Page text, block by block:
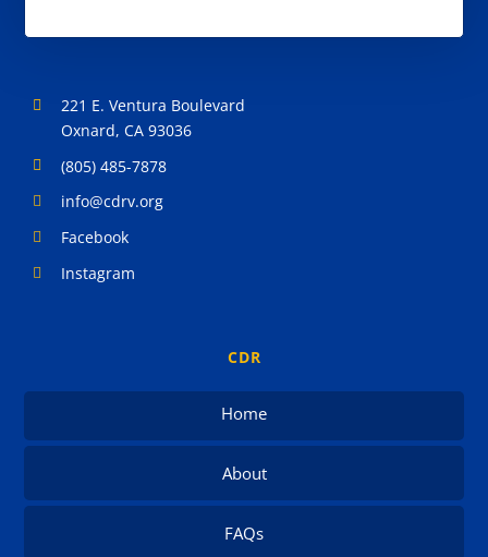
221 E. Ventura Boulevard
Oxnard, CA 93036
(805) 485-7878
info@cdrv.org
Facebook
Instagram
CDR
Home
About
FAQs